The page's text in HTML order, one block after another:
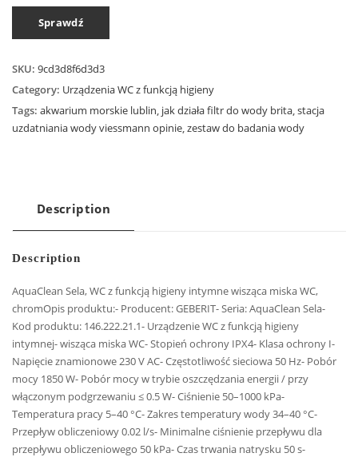
Sprawdź
SKU: 9cd3d8f6d3d3
Category: Urządzenia WC z funkcją higieny
Tags: akwarium morskie lublin, jak działa filtr do wody brita,stacja
uzdatniania wody viessmann opinie,zestaw do badania wody
Description
Description
AquaClean Sela, WC z funkcją higieny intymne wisząca miska WC,
chromOpis produktu:- Producent: GEBERIT- Seria: AquaClean Sela-
Kod produktu: 146.222.21.1- Urządzenie WC z funkcją higieny
intymnej- wisząca miska WC- Stopień ochrony IPX4- Klasa ochrony I-
Napięcie znamionowe 230 V AC- Częstotliwość sieciowa 50 Hz- Pobór
mocy 1850 W- Pobór mocy w trybie oszczędzania energii / przy
włączonym podgrzewaniu ≤ 0.5 W- Ciśnienie 50–1000 kPa-
Temperatura pracy 5–40 °C- Zakres temperatury wody 34–40 °C-
Przepływ obliczeniowy 0.02 l/s- Minimalne ciśnienie przepływu dla
przepływu obliczeniowego 50 kPa- Czas trwania natrysku 50 s-